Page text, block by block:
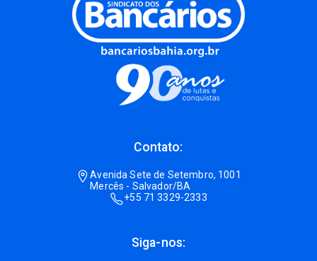
Contato:
Avenida Sete de Setembro, 1001
Mercês - Salvador/BA
+55 71 3329-2333
Siga-nos: